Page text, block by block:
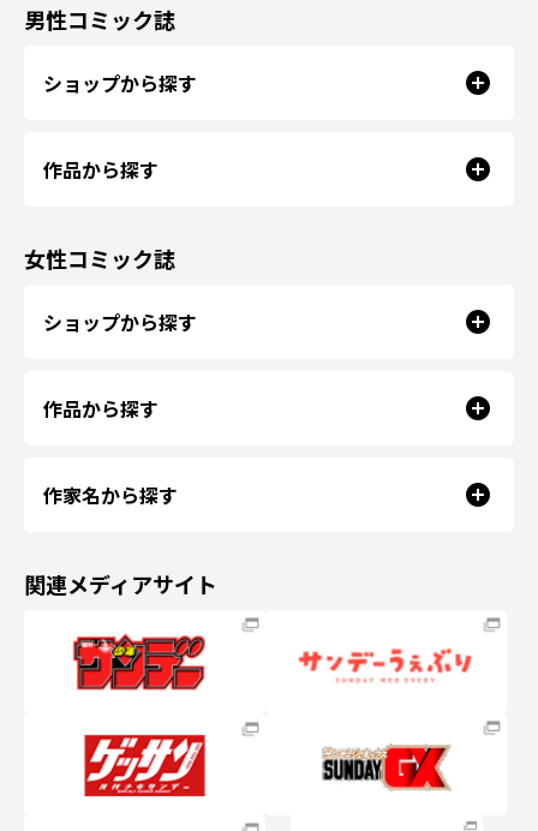
男性コミック誌
ショップから探す
作品から探す
女性コミック誌
ショップから探す
作品から探す
作家名から探す
関連メディアサイト